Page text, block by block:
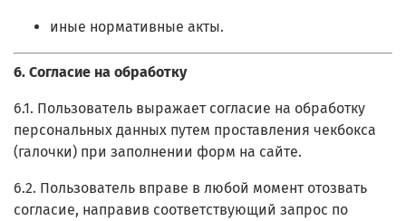
иные нормативные акты.
6. Согласие на обработку
6.1. Пользователь выражает согласие на обработку
персональных данных путем проставления чекбокса
(галочки) при заполнении форм на сайте.
6.2. Пользователь вправе в любой момент отозвать
согласие, направив соответствующий запрос по